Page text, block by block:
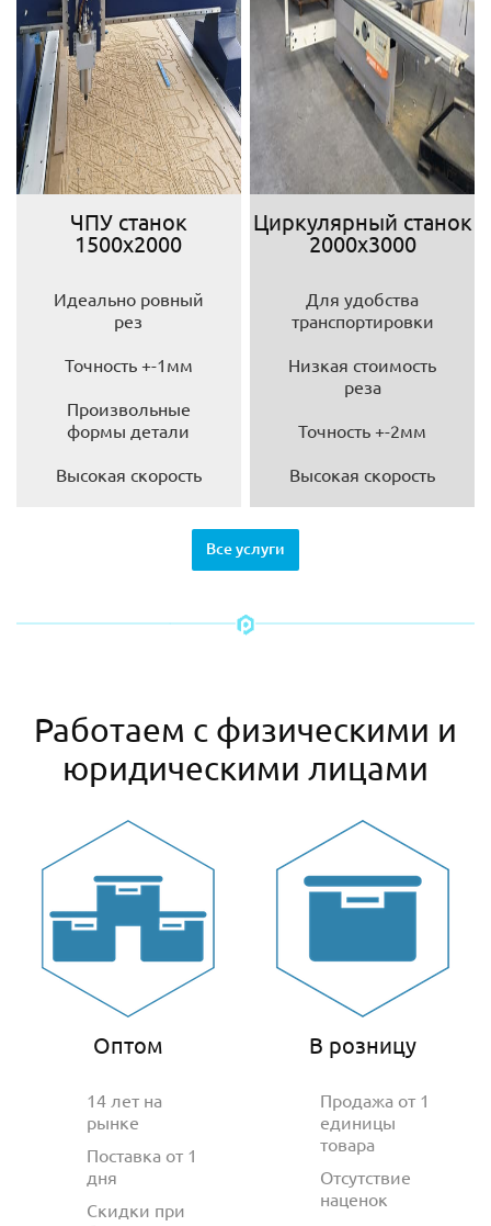
ЧПУ станок
1500х2000
Идеально ровный
рез
Точность +-1мм
Произвольные
формы детали
Высокая скорость
Циркулярный станок
2000х3000
Для удобства
транспортировки
Низкая стоимость
реза
Точность +-2мм
Высокая скорость
Все услуги
Работаем с физическими и
юридическими лицами
Оптом
14 лет на
рынке
Поставка от 1
дня
Скидки при
В розницу
Продажа от 1
единицы
товара
Отсутствие
наценок